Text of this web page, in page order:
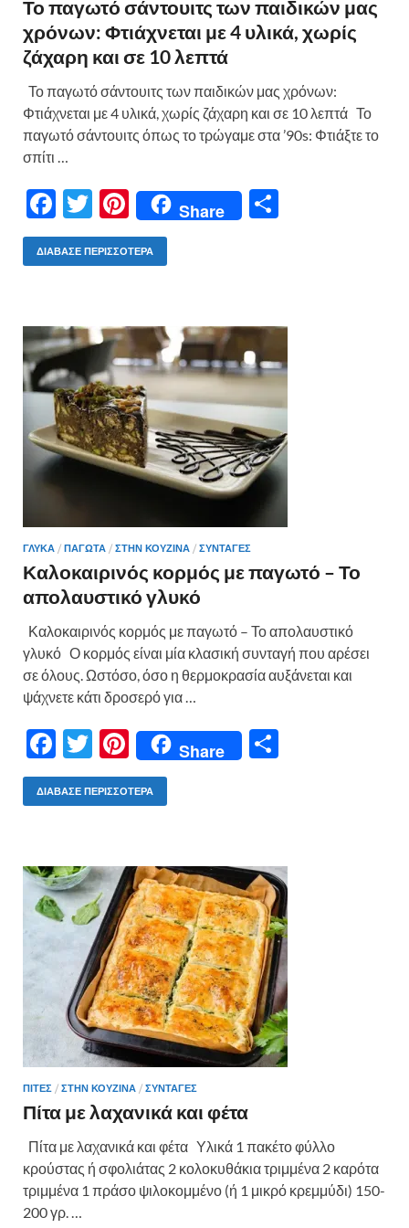
Το παγωτό σάντουιτς των παιδικών μας
χρόνων: Φτιάχνεται με 4 υλικά, χωρίς
ζάχαρη και σε 10 λεπτά
Το παγωτό σάντουιτς των παιδικών μας χρόνων:
Φτιάχνεται με 4 υλικά, χωρίς ζάχαρη και σε 10 λεπτά Το
παγωτό σάντουιτς όπως το τρώγαμε στα ’90s: Φτιάξτε το
σπίτι …
F
ac
e
o
o
k
T
w
itt
Pi
nt
er
t
Share
σ
ίτ
ε
ΔΙΆΒΑΣΕ ΠΕΡΙΣΣΌΤΕΡΑ
ΓΛΥΚΑ / ΠΑΓΩΤΑ / ΣΤΗΝ ΚΟΥΖΙΝΑ / ΣΥΝΤΑΓΕΣ
Καλοκαιρινός κορμός με παγωτό – Το
απολαυστικό γλυκό
Καλοκαιρινός κορμός με παγωτό – Το απολαυστικό
γλυκό Ο κορμός είναι μία κλασική συνταγή που αρέσει
σε όλους. Ωστόσο, όσο η θερμοκρασία αυξάνεται και
ψάχνετε κάτι δροσερό για …
F
ac
e
o
o
k
T
w
itt
Pi
nt
er
t
Share
σ
τε
ίτ
ε
ΔΙΆΒΑΣΕ ΠΕΡΙΣΣΌΤΕΡΑ
ΠΙΤΕΣ / ΣΤΗΝ ΚΟΥΖΙΝΑ / ΣΥΝΤΑΓΕΣ
Πίτα με λαχανικά και φέτα
Πίτα με λαχανικά και φέτα Υλικά 1 πακέτο φύλλο
κρούστας ή σφολιάτας 2 κολοκυθάκια τριμμένα 2 καρότα
τριμμένα 1 πράσο ψιλοκομμένο (ή 1 μικρό κρεμμύδι) 150-
200 γρ. …